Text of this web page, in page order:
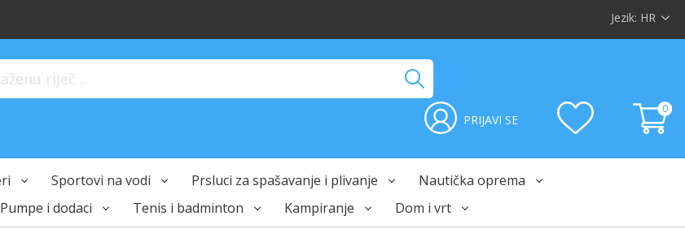
Jezik: HR
riječ...
0
PRIJAVI SE
Sportovi na vodi Prsluci za spašavanje i plivanje
Nautička oprema
Pumpe i dodaci Tenis i badminton Kampiranje Dom i vrt